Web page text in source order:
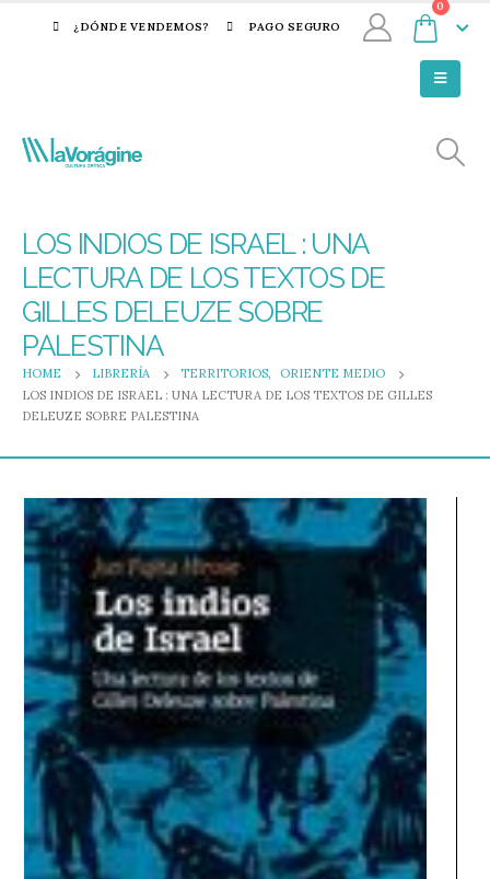
¿DÓNDE VENDEMOS? PAGO SEGURO
0
LOS INDIOS DE ISRAEL : UNA
LECTURA DE LOS TEXTOS DE
GILLES DELEUZE SOBRE
PALESTINA
HOME LIBRERÍA TERRITORIOS,
ORIENTE MEDIO
LOS INDIOS DE ISRAEL : UNA LECTURA DE LOS TEXTOS DE GILLES
DELEUZE SOBRE PALESTINA